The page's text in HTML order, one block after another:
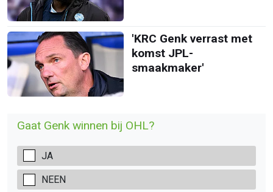
'KRC Genk verrast met
komst JPL-
smaakmaker'
Gaat Genk winnen bij OHL?
JA
NEEN